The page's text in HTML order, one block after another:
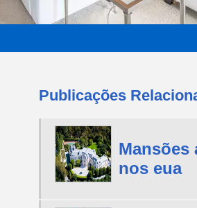
Publicações
Mansões
nos eua